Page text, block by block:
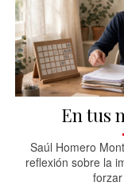
En tus
Saúl Homero
reflexión sobre la